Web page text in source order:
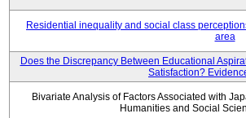
Residential inequality and social class
area
Does the Discrepancy Between Educational
Satisfaction?
Bivariate Analysis of Factors Associated with
Humanities and Social